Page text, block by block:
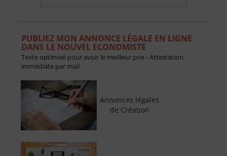
PUBLIEZ MON ANNONCE LÉGALE EN LIGNE
DANS LE NOUVEL ECONOMISTE
Texte optimisé pour avoir le meilleur prix - Attestation
immédiate par mail
Annonces légales
de Création